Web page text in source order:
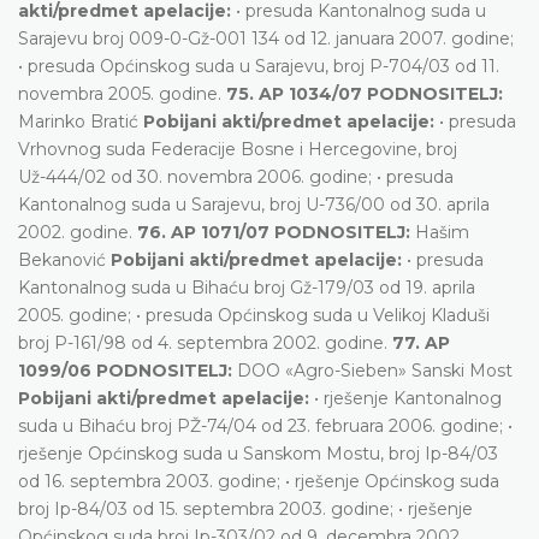
akti/predmet apelacije: • presuda Kantonalnog suda u
Sarajevu broj 009-0-Gž-001 134 od 12. januara 2007. godine;
• presuda Općinskog suda u Sarajevu, broj P-704/03 od 11.
novembra 2005. godine. 75. AP 1034/07 PODNOSITELJ:
Marinko Bratić Pobijani akti/predmet apelacije: • presuda
Vrhovnog suda Federacije Bosne i Hercegovine, broj
Už-444/02 od 30. novembra 2006. godine; • presuda
Kantonalnog suda u Sarajevu, broj U-736/00 od 30. aprila
2002. godine. 76. AP 1071/07 PODNOSITELJ: Hašim
Bekanović Pobijani akti/predmet apelacije: • presuda
Kantonalnog suda u Bihaću broj Gž-179/03 od 19. aprila
2005. godine; • presuda Općinskog suda u Velikoj Kladuši
broj P-161/98 od 4. septembra 2002. godine. 77. AP
1099/06 PODNOSITELJ: DOO «Agro-Sieben» Sanski Most
Pobijani akti/predmet apelacije: • rješenje Kantonalnog
suda u Bihaću broj PŽ-74/04 od 23. februara 2006. godine; •
rješenje Općinskog suda u Sanskom Mostu, broj Ip-84/03
od 16. septembra 2003. godine; • rješenje Općinskog suda
broj Ip-84/03 od 15. septembra 2003. godine; • rješenje